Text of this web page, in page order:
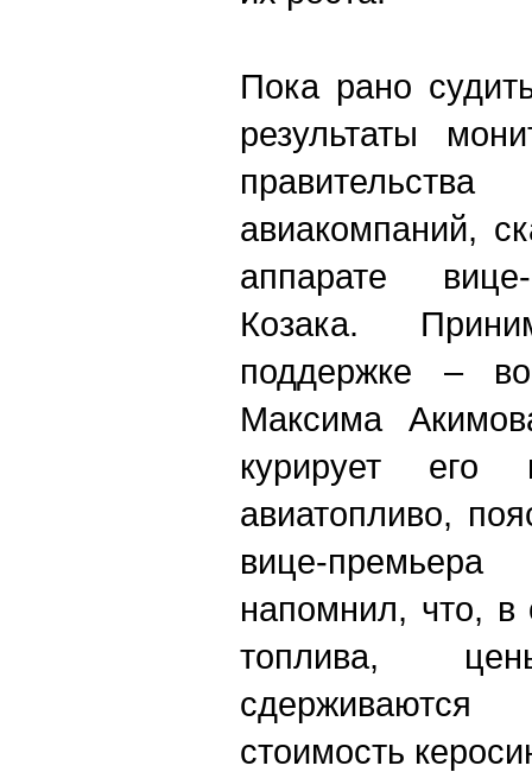
Пока рано
результаты
авиакомпаний,
аппарате
Козака.
поддержке –
Максима
курирует
авиатопливо,
вице-
напомнил, что, в
топлива,
стоимость